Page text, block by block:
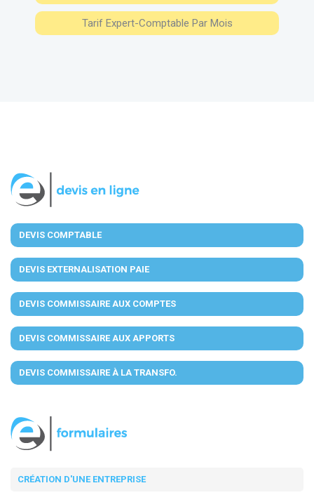
Tarif Expert-Comptable Par Mois
DEVIS COMPTABLE
DEVIS EXTERNALISATION PAIE
DEVIS COMMISSAIRE AUX COMPTES
DEVIS COMMISSAIRE AUX APPORTS
DEVIS COMMISSAIRE À LA TRANSFO.
CRÉATION D'UNE ENTREPRISE